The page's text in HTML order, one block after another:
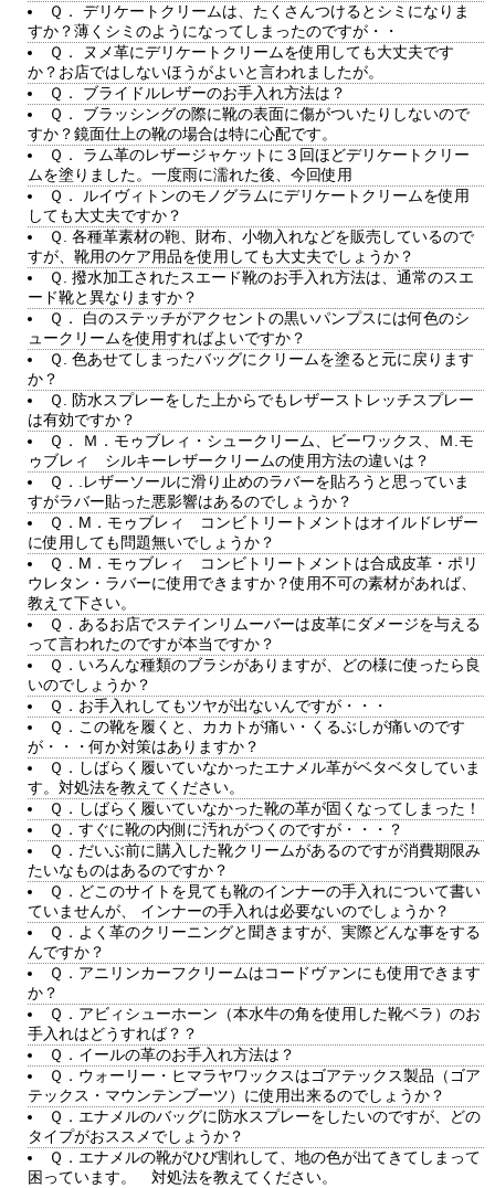
Ｑ． デリケートクリームは、たくさんつけるとシミになりま
すか？薄くシミのようになってしまったのですが・・
Ｑ． ヌメ革にデリケートクリームを使用しても大丈夫です
か？お店ではしないほうがよいと言われましたが。
Ｑ． ブライドルレザーのお手入れ方法は？
Ｑ． ブラッシングの際に靴の表面に傷がついたりしないので
すか？鏡面仕上の靴の場合は特に心配です。
Ｑ． ラム革のレザージャケットに３回ほどデリケートクリー
ムを塗りました。一度雨に濡れた後、今回使用
Ｑ． ルイヴィトンのモノグラムにデリケートクリームを使用
しても大丈夫ですか？
Ｑ. 各種革素材の鞄、財布、小物入れなどを販売しているので
すが、靴用のケア用品を使用しても大丈夫でしょうか？
Ｑ. 撥水加工されたスエード靴のお手入れ方法は、通常のスエ
ード靴と異なりますか？
Ｑ． 白のステッチがアクセントの黒いパンプスには何色のシ
ュークリームを使用すればよいですか？
Ｑ. 色あせてしまったバッグにクリームを塗ると元に戻ります
か？
Ｑ. 防水スプレーをした上からでもレザーストレッチスプレー
は有効ですか？
Ｑ． Ｍ．モゥブレィ・シュークリーム、ビーワックス、Ｍ.モ
ゥブレィ シルキーレザークリームの使用方法の違いは？
Ｑ．.レザーソールに滑り止めのラバーを貼ろうと思っていま
すがラバー貼った悪影響はあるのでしょうか？
Ｑ．M．モゥブレィ コンビトリートメントはオイルドレザー
に使用しても問題無いでしょうか？
Ｑ．M．モゥブレィ コンビトリートメントは合成皮革・ポリ
ウレタン・ラバーに使用できますか？使用不可の素材があれば、
教えて下さい。
Ｑ．あるお店でステインリムーバーは皮革にダメージを与える
って言われたのですが本当ですか？
Ｑ．いろんな種類のブラシがありますが、どの様に使ったら良
いのでしょうか？
Ｑ．お手入れしてもツヤが出ないんですが・・・
Ｑ．この靴を履くと、カカトが痛い・くるぶしが痛いのです
が・・・何か対策はありますか？
Ｑ．しばらく履いていなかったエナメル革がベタベタしていま
す。対処法を教えてください。
Ｑ．しばらく履いていなかった靴の革が固くなってしまった！
Ｑ．すぐに靴の内側に汚れがつくのですが・・・？
Ｑ．だいぶ前に購入した靴クリームがあるのですが消費期限み
たいなものはあるのですか？
Ｑ．どこのサイトを見ても靴のインナーの手入れについて書い
ていませんが、 インナーの手入れは必要ないのでしょうか？
Ｑ．よく革のクリーニングと聞きますが、実際どんな事をする
んですか？
Ｑ．アニリンカーフクリームはコードヴァンにも使用できます
か？
Ｑ．アビィシューホーン（本水牛の角を使用した靴ベラ）のお
手入れはどうすれば？？
Ｑ．イールの革のお手入れ方法は？
Ｑ．ウォーリー・ヒマラヤワックスはゴアテックス製品（ゴア
テックス・マウンテンブーツ）に使用出来るのでしょうか？
Ｑ．エナメルのバッグに防水スプレーをしたいのですが、どの
タイプがおススメでしょうか？
Ｑ．エナメルの靴がひび割れして、地の色が出てきてしまって
困っています。 対処法を教えてください。